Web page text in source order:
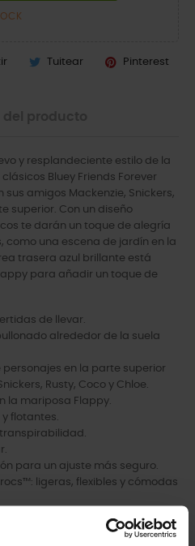
Tuitear Pinterest
y resplandeciente estilo de la
Bluey Friends Forever
sus amigos Mackenzie, Snickers,
superior. Con un diseño
te darán un toque de alegría
como una escena de jardín en la
trasera azul brillante está
para añadir un toque de
de llevar.
alrededor de la suela
en la parte superior
Rusty, Coco y Chloe.
la mariposa Flappy.
flotantes.
para un ajuste más seguro.
ligeras, flexibles y cómodas